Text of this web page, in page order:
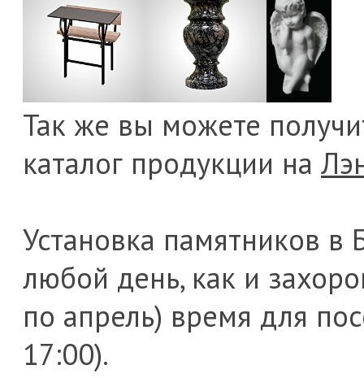
Так же вы можете
каталог продукции на
Установка памятников в
любой день, как и
по апрель) время для
17:00).